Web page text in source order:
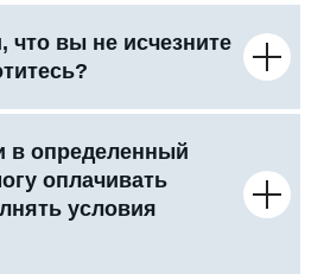
что вы не исчезните
в определенный
оплачивать
условия